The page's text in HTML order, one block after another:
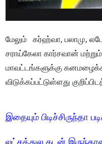
மேலும் கர்ஹ்வா, பலாமு,
சராய்கேலா கார்சவான்
மாவட்டங்களுக்கு
விடுக்கப்பட்டுள்ளது
இதையும் பிடிச்சிருந்தா
லட்சத்துல கடன்